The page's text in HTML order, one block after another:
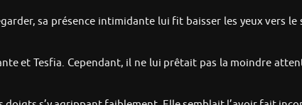
sa présence intimidante lui fit baisser les yeux vers le
et Tesfia. Cependant, il ne lui prêtait pas la moindre